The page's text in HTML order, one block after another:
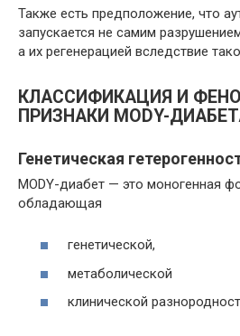
Также есть предположение, что
запускается не самим
а их регенерацией вследствие
КЛАССИФИКАЦИЯ И
ПРИЗНАКИ MODY-
Генетическая
MODY-диабет — это моногенная
обладающая
генетической,
метаболической
клинической